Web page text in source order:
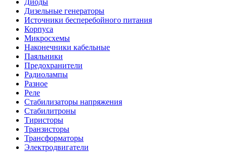
Дизельные генераторы
Источники бесперебойного питания
Корпуса
Микросхемы
Наконечники кабельные
Паяльники
Предохранители
Радиолампы
Разное
Реле
Стабилизаторы напряжения
Стабилитроны
Тиристоры
Транзисторы
Трансформаторы
Электродвигатели